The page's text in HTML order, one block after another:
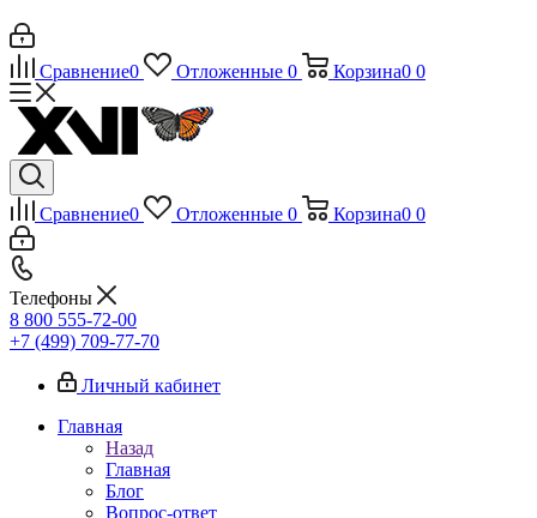
Сравнение0 Отложенные 0 Корзина0 0
Сравнение0 Отложенные 0 Корзина0 0
Телефоны
8 800 555-72-00
+7 (499) 709-77-70
Личный кабинет
Главная
Назад
Главная
Блог
Вопрос-ответ